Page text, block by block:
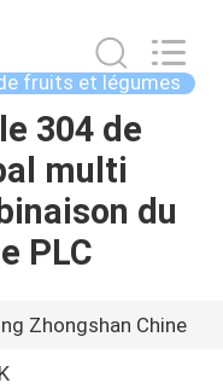
fruits et légumes
304 de
multi
du
PLC
Zhongshan Chine